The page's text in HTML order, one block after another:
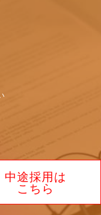
関する情
予めご了
中途採用は
こちら